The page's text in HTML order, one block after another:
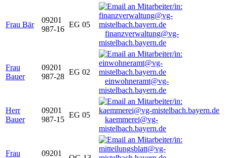
Frau Bär
09201
987-16
EG 05
finanzverwaltung@vg-
mistelbach.bayern.de
Frau
Bauer
09201
987-28
EG 02
einwohneramt@vg-
mistelbach.bayern.de
Herr
Bauer
09201
987-15
EG 05
kaemmerei@vg-
mistelbach.bayern.de
Frau
09201